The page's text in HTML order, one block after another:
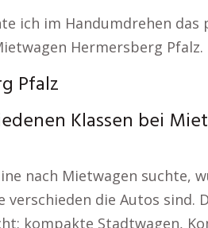
ich im Handumdrehen das
Hermersberg Pfalz.
Pfalz
Klassen bei
nach Mietwagen suchte,
verschieden die Autos sind.
kompakte Stadtwagen,